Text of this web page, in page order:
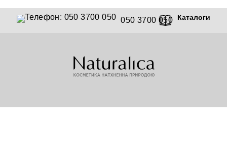
050 3700 050 Каталоги